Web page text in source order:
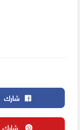
شارك